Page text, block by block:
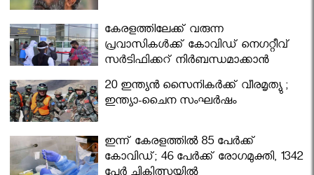
കേരളത്തിലേക്ക് വരുന്ന
പ്രവാസികള്‍ക്ക് കോവിഡ് നെഗറ്റീവ്
സര്‍ട്ടിഫിക്കറ്റ് നിർബന്ധമാക്കാൻ
മന്ത്രിസഭ
20 ഇന്ത്യൻ സൈനികർക്ക് വീരമൃത്യു ;
ഇന്ത്യാ-ചൈന സംഘർഷം
ഇന്ന് കേരളത്തിൽ 85 പേർക്ക്
കോവിഡ്; 46 പേർക്ക് രോഗമുക്തി, 1342